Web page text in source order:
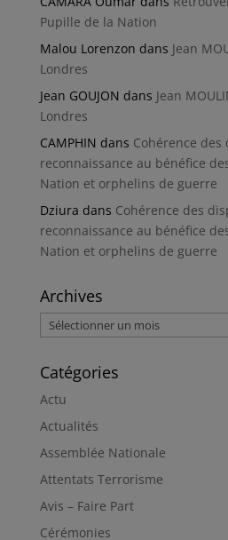
Pupille de la Nation
Malou Lorenzon dans Jean
Londres
Jean GOUJON dans Jean
Londres
CAMPHIN dans Cohérence
reconnaissance au bénéfice
Nation et orphelins de guerre
Dziura dans Cohérence des
reconnaissance au bénéfice
Nation et orphelins de guerre
Archives
Archives
Catégories
Actu
Actualités
Assemblée Nationale
Attentats Terrorisme
Avis – Faire Part
Cérémonies